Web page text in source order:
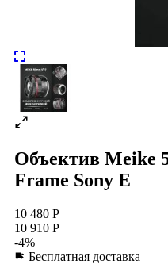
Объектив Meike
Frame Sony E
10 480 Р
10 910 Р
-4%
Бесплатная доставка